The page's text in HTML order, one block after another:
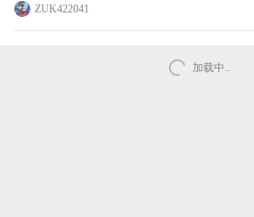
ZUK422041
加载中..